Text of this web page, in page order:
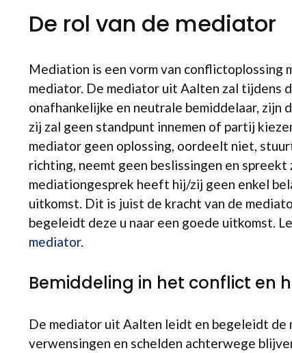
De rol van de mediator
Mediation is een vorm van conflictoplossing
mediator. De mediator uit Aalten zal tijdens
onafhankelijke en neutrale bemiddelaar, zijn
zij zal geen standpunt innemen of partij
mediator geen oplossing, oordeelt niet,
richting, neemt geen beslissingen en
mediationgesprek heeft hij/zij geen enkel
uitkomst. Dit is juist de kracht van de
begeleidt deze u naar een goede uitkomst.
mediator.
Bemiddeling in het conflict en
De mediator uit Aalten leidt en begeleidt de
verwensingen en schelden achterwege